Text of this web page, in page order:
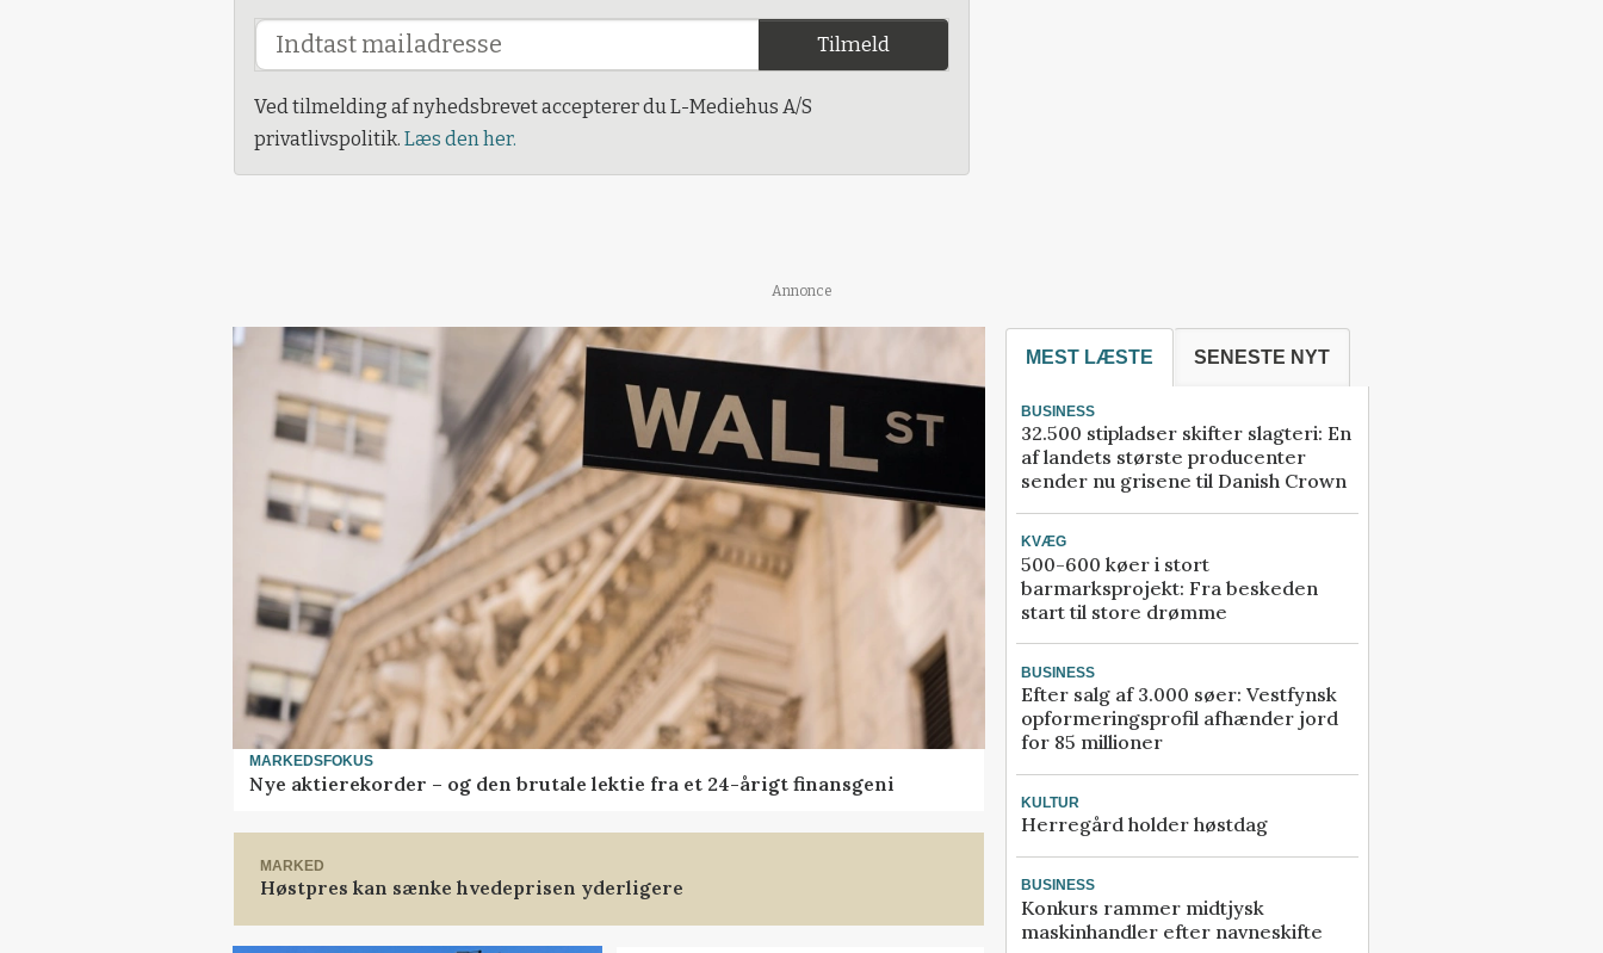
Tilmeld
Ved tilmelding af nyhedsbrevet accepterer du L-Mediehus A/S
privatlivspolitik. Læs den her.
Annonce
MARKEDSFOKUS
Nye aktierekorder – og den brutale lektie fra et 24-årigt finansgeni
MARKED
Høstpres kan sænke hvedeprisen yderligere
MEST LÆSTE SENESTE NYT
BUSINESS
32.500 stipladser skifter slagteri: En
af landets største producenter
sender nu grisene til Danish Crown
KVÆG
500-600 køer i stort
barmarksprojekt: Fra beskeden
start til store drømme
BUSINESS
Efter salg af 3.000 søer: Vestfynsk
opformeringsprofil afhænder jord
for 85 millioner
KULTUR
Herregård holder høstdag
BUSINESS
Konkurs rammer midtjysk
maskinhandler efter navneskifte